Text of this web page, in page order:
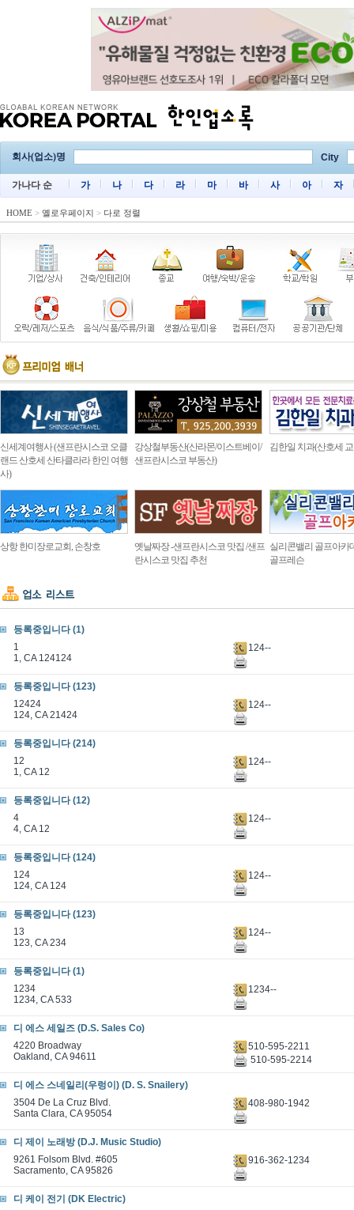
회사(업소)명 City
가나다 순 가 나 다 라 마 바 사 아 자
HOME > 옐로우페이지 > 다로 정렬
신세계여행사 (샌프란시스코 오클
랜드 산호세 산타클라라 한인 여행
사)
강상철부동산(산라몬/이스트베이/
샌프란시스코 부동산)
김한일 치과(산호세
상항 한미장로교회, 손창호
옛날짜장 -샌프란시스코 맛집 /샌프
란시스코 맛집 추천
실리콘밸리 골프아카
골프레슨
등록중입니다 (1)
1
1, CA 124124
124--
등록중입니다 (123)
12424
124, CA 21424
124--
등록중입니다 (214)
12
1, CA 12
124--
등록중입니다 (12)
4
4, CA 12
124--
등록중입니다 (124)
124
124, CA 124
124--
등록중입니다 (123)
13
123, CA 234
124--
등록중입니다 (1)
1234
1234, CA 533
1234--
디 에스 세일즈 (D.S. Sales Co)
4220 Broadway
Oakland, CA 94611
510-595-2211
510-595-2214
디 에스 스네일리(우렁이) (D. S. Snailery)
3504 De La Cruz Blvd.
Santa Clara, CA 95054
408-980-1942
디 제이 노래방 (D.J. Music Studio)
9261 Folsom Blvd. #605
Sacramento, CA 95826
916-362-1234
디 케이 전기 (DK Electric)